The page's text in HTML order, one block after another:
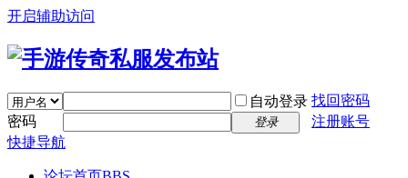
开启辅助访问
自动登录 找回密码
密码
登录
注册账号
快捷导航